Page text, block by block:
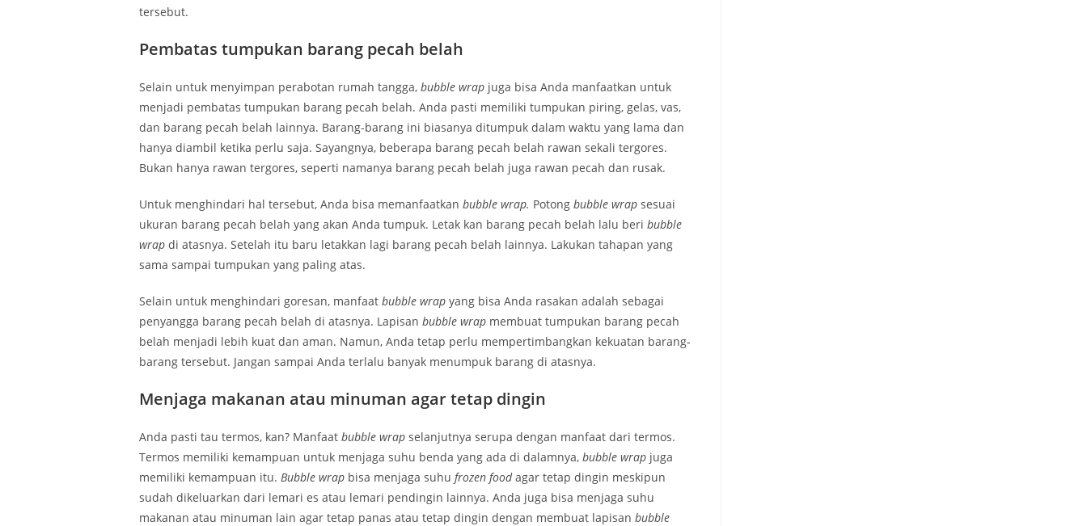
tersebut.
Pembatas tumpukan barang pecah belah
Selain untuk menyimpan perabotan rumah tangga, bubble wrap juga bisa Anda manfaatkan untuk
menjadi pembatas tumpukan barang pecah belah. Anda pasti memiliki tumpukan piring, gelas, vas,
dan barang pecah belah lainnya. Barang-barang ini biasanya ditumpuk dalam waktu yang lama dan
hanya diambil ketika perlu saja. Sayangnya, beberapa barang pecah belah rawan sekali tergores.
Bukan hanya rawan tergores, seperti namanya barang pecah belah juga rawan pecah dan rusak.
Untuk menghindari hal tersebut, Anda bisa memanfaatkan bubble wrap. Potong bubble wrap sesuai
ukuran barang pecah belah yang akan Anda tumpuk. Letak kan barang pecah belah lalu beri bubble
wrap di atasnya. Setelah itu baru letakkan lagi barang pecah belah lainnya. Lakukan tahapan yang
sama sampai tumpukan yang paling atas.
Selain untuk menghindari goresan, manfaat bubble wrap yang bisa Anda rasakan adalah sebagai
penyangga barang pecah belah di atasnya. Lapisan bubble wrap membuat tumpukan barang pecah
belah menjadi lebih kuat dan aman. Namun, Anda tetap perlu mempertimbangkan kekuatan barang-
barang tersebut. Jangan sampai Anda terlalu banyak menumpuk barang di atasnya.
Menjaga makanan atau minuman agar tetap dingin
Anda pasti tau termos, kan? Manfaat bubble wrap selanjutnya serupa dengan manfaat dari termos.
Termos memiliki kemampuan untuk menjaga suhu benda yang ada di dalamnya, bubble wrap juga
memiliki kemampuan itu. Bubble wrap bisa menjaga suhu frozen foodagar tetap dingin meskipun
sudah dikeluarkan dari lemari es atau lemari pendingin lainnya. Anda juga bisa menjaga suhu
makanan atau minuman lain agar tetap panas atau tetap dingin dengan membuat lapisan bubble